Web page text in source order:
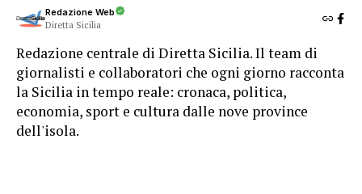
Redazione Web
Diretta Sicilia
Redazione centrale di Diretta Sicilia. Il team di
giornalisti e collaboratori che ogni giorno racconta
la Sicilia in tempo reale: cronaca, politica,
economia, sport e cultura dalle nove province
dell'isola.